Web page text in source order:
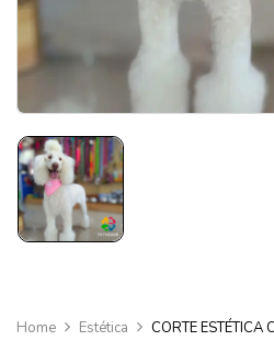
Home Estética CORTE ESTÉTICA